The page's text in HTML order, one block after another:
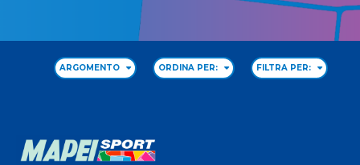
ARGOMENTO ORDINA PER: FILTRA PER: